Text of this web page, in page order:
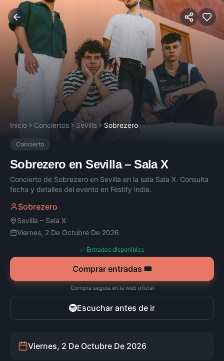
Inicio Conciertos Sevilla Sobrezero
Concierto
Sobrezero enSevilla–Sala X
Concierto de Sobrezero en Sevilla en la sala Sala X. Consulta
fecha y detalles del evento en Festify indie.
Sobrezero
Sevilla – Sala X
Viernes, 2 De Octubre De 2026
✅ Entradas disponibles
Comprar entradas 🎟️
Compra segura en la web oficial
Escuchar antes de ir
Viernes, 2 De Octubre De 2026